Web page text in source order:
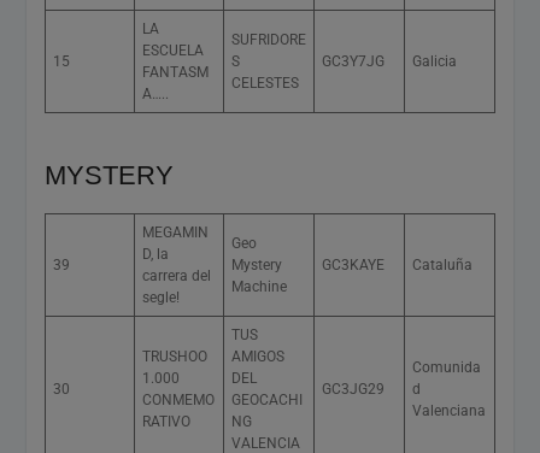
15
LA
ESCUELA
FANTASM
A…..
SUFRIDORE
S
CELESTES
GC3Y7JG Galicia
MYSTERY
39
MEGAMIN
D, la
carrera del
segle!
Geo
Mystery
Machine
GC3KAYE Cataluña
30
TRUSHOO
1.000
CONMEMO
RATIVO
TUS
AMIGOS
DEL
GEOCACHI
NG
VALENCIA
GC3JG29
Comunida
d
Valenciana